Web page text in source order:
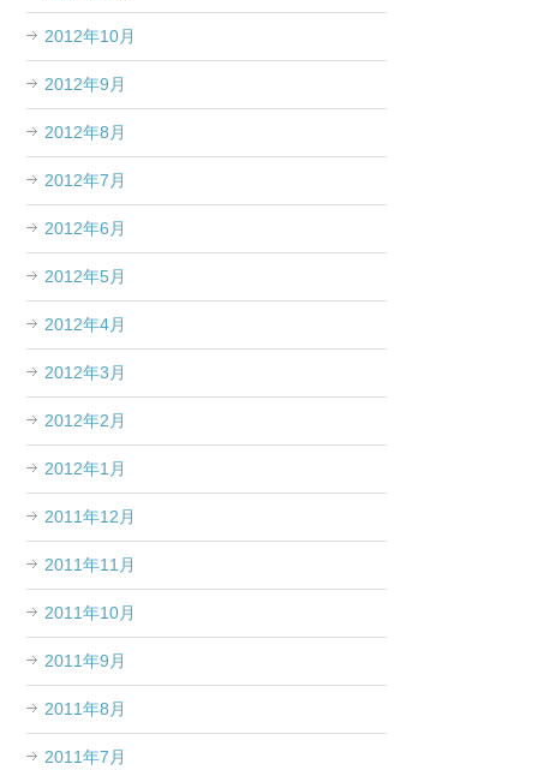
2012年10月
2012年9月
2012年8月
2012年7月
2012年6月
2012年5月
2012年4月
2012年3月
2012年2月
2012年1月
2011年12月
2011年11月
2011年10月
2011年9月
2011年8月
2011年7月